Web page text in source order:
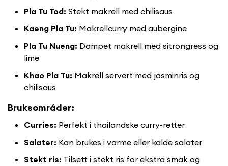
Pla Tu Tod: Stekt makrell med chilisaus
Kaeng Pla Tu: Makrellcurry med aubergine
Pla Tu Nueng: Dampet makrell med sitrongress og
lime
Khao Pla Tu: Makrell servert med jasminris og
chilisaus
Bruksområder:
Curries: Perfekt i thailandske curry-retter
Salater: Kan brukes i varme eller kalde salater
Stekt ris: Tilsett i stekt ris for ekstra smak og